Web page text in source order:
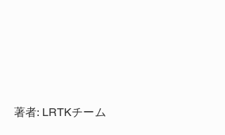
著者: LRTKチーム